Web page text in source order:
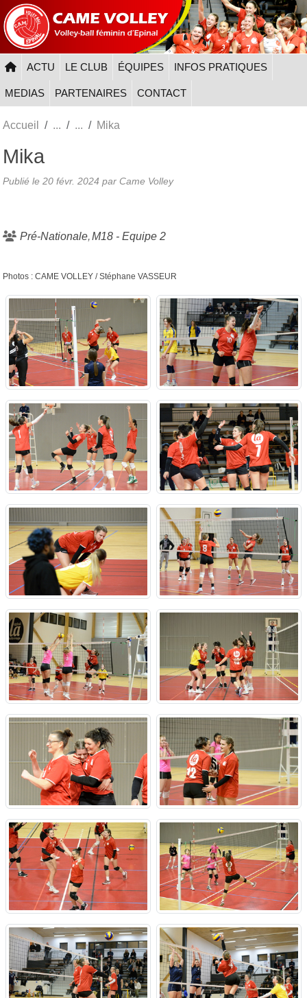
ACTU LE CLUB ÉQUIPES INFOS PRATIQUES
MEDIAS PARTENAIRES CONTACT
Accueil Mika
Mika
Publié le 20 févr. 2024 par Came Volley
Pré-Nationale M18 - Equipe 2
Photos : CAME VOLLEY / Stéphane VASSEUR
Panneau de gestion des cookies